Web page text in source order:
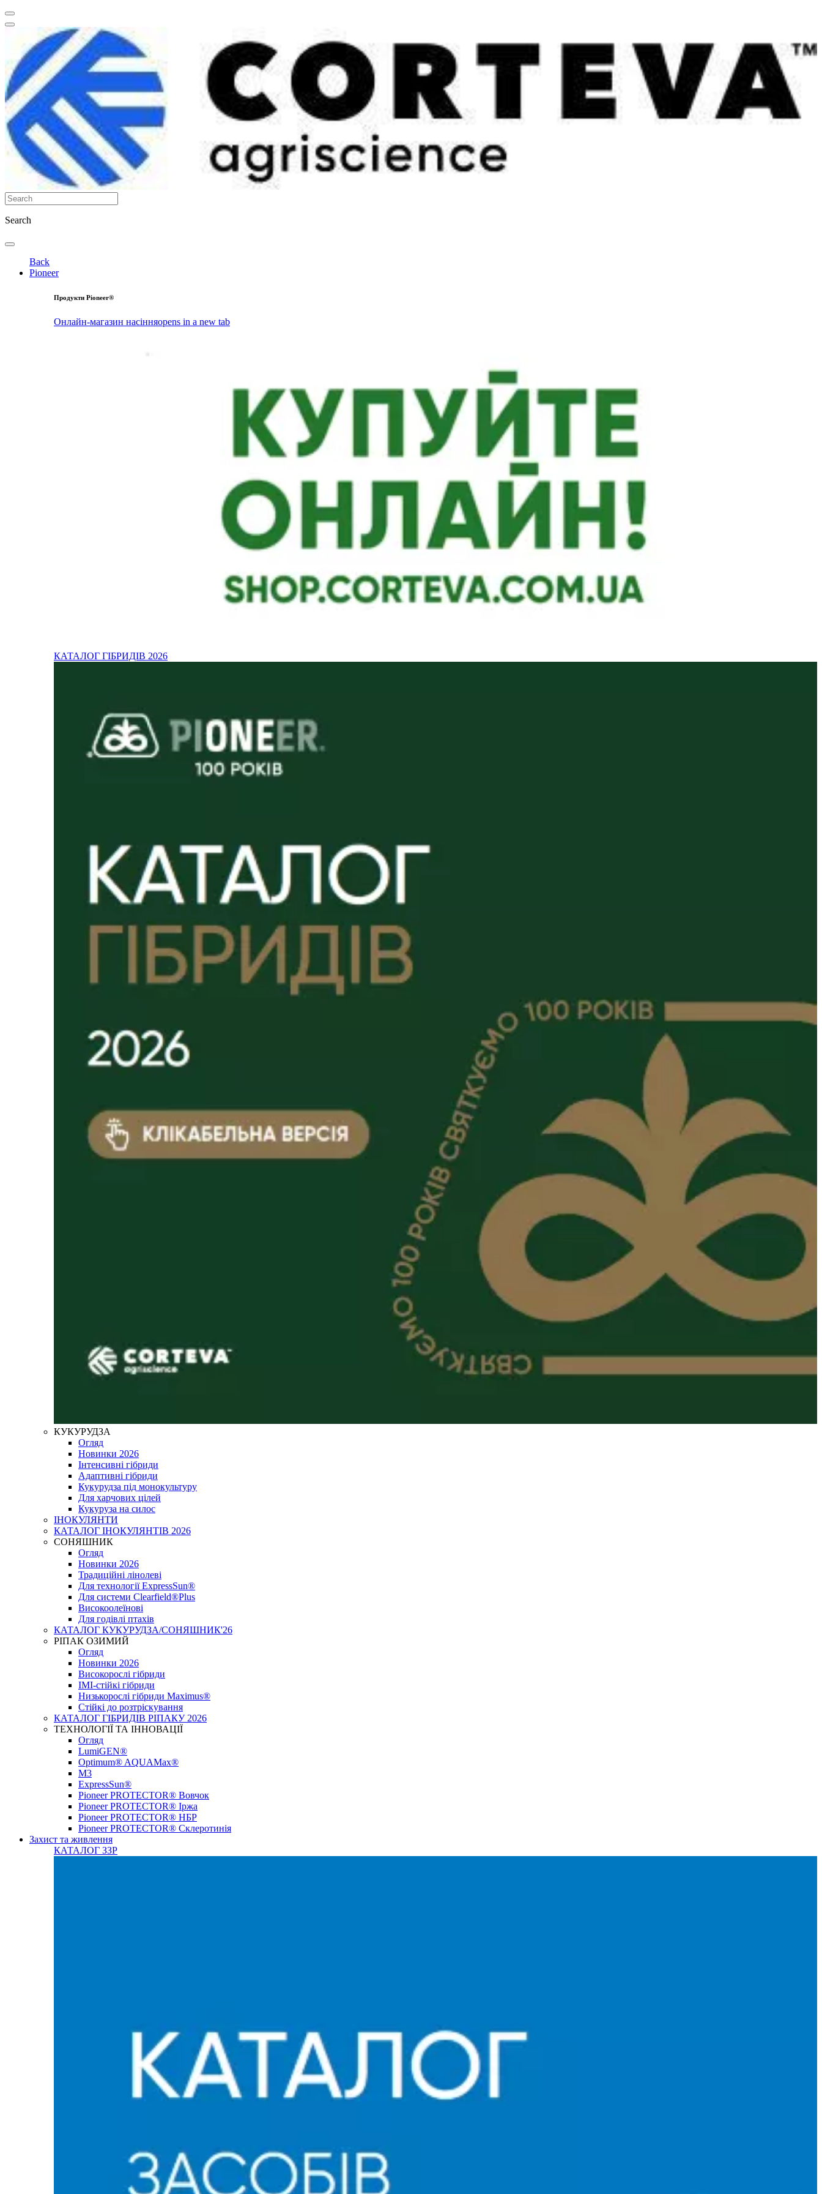
Search
Back
Pioneer
Продукти Pioneer®
Онлайн-магазин насінняopens in a new tab
КАТАЛОГ ГІБРИДІВ 2026
КУКУРУДЗА
Огляд
Новинки 2026
Інтенсивні гібриди
Адаптивні гібриди
Кукурудза під монокультуру
Для харчових цілей
Кукуруза на силос
ІНОКУЛЯНТИ
КАТАЛОГ ІНОКУЛЯНТІВ 2026
СОНЯШНИК
Огляд
Новинки 2026
Традиційні лінолеві
Для технології ExpressSun®
Для системи Clearfield®Plus
Високоолеїнові
Для годівлі птахів
КАТАЛОГ КУКУРУДЗА/СОНЯШНИК'26
РІПАК ОЗИМИЙ
Огляд
Новинки 2026
Високорослі гібриди
IMI-стійкі гібриди
Низькорослі гібриди Maximus®
Стійкі до розтріскування
КАТАЛОГ ГІБРИДІВ РІПАКУ 2026
ТЕХНОЛОГІЇ ТА ІННОВАЦІЇ
Огляд
LumiGEN®
Optimum® AQUAMax®
М3
ExpressSun®
Pioneer PROTECTOR® Вовчок
Pioneer PROTECTOR® Іржа
Pioneer PROTECTOR® НБР
Pioneer PROTECTOR® Склеротинія
Захист та живлення
КАТАЛОГ ЗЗР